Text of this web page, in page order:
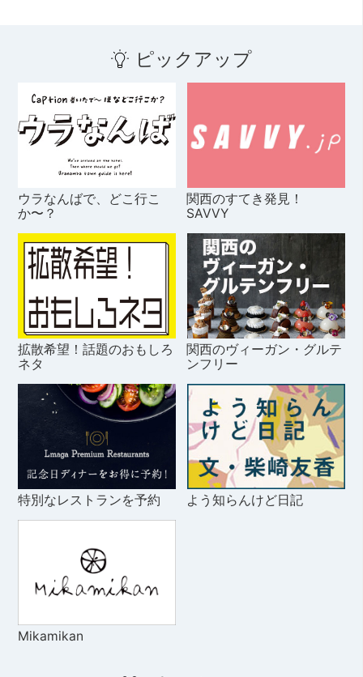
ピックアップ
ウラなんばで、どこ行こ
か〜？
関西のすてき発見！
SAVVY
拡散希望！話題のおもしろ
ネタ
関西のヴィーガン・グルテ
ンフリー
特別なレストランを予約 よう知らんけど日記
Mikamikan